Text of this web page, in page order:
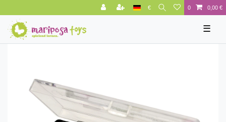
€ 0 0,00 €
☰